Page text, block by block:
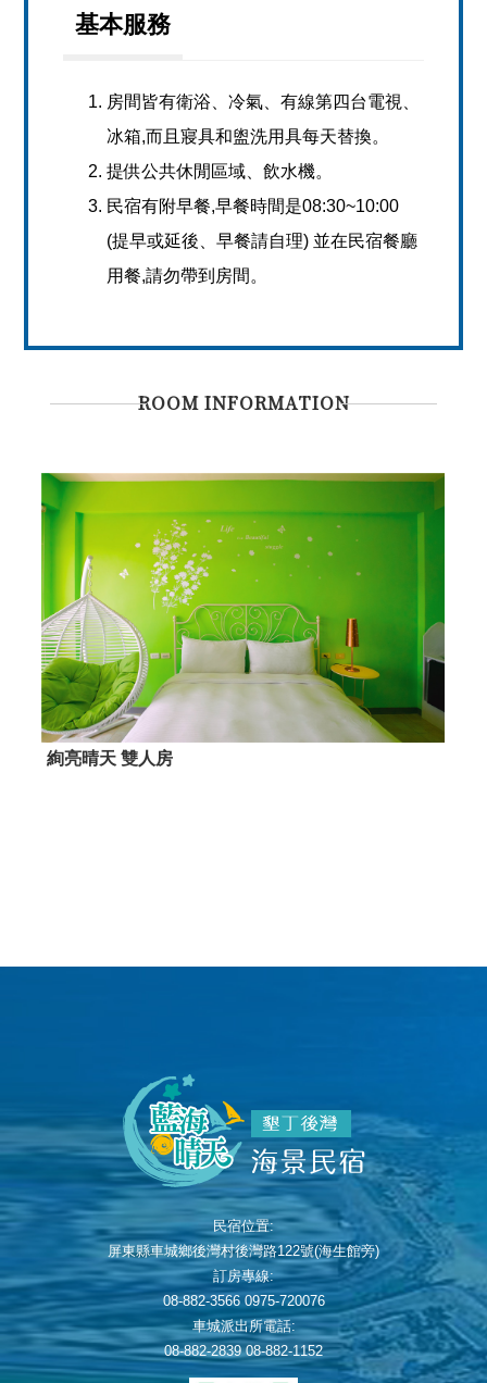
基本服務
房間皆有衛浴、冷氣、有線第四台電視、
冰箱,而且寢具和盥洗用具每天替換。
提供公共休閒區域、飲水機。
民宿有附早餐,早餐時間是08:30~10:00
(提早或延後、早餐請自理) 並在民宿餐廳
用餐,請勿帶到房間。
ROOM INFORMATION
藍海綠野 海景四人房
民宿位置:
屏東縣車城鄉後灣村後灣路122號(海生館旁)
訂房專線:
08-882-3566 0975-720076
車城派出所電話:
08-882-2839 08-882-1152